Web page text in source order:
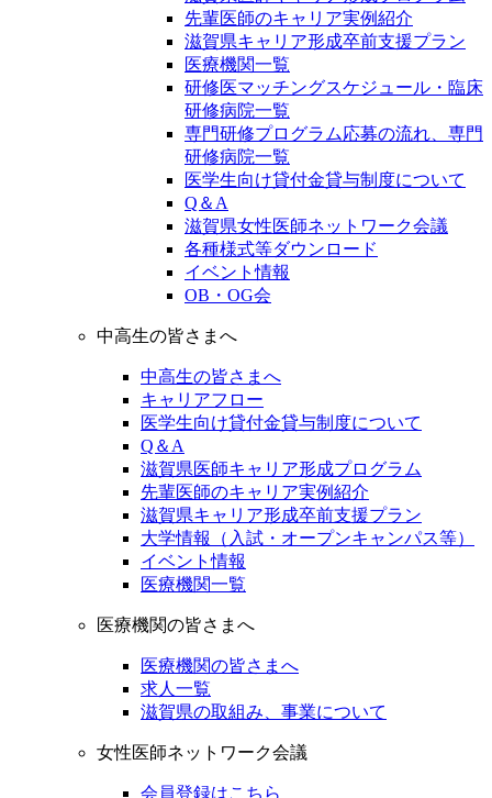
先輩医師のキャリア実例紹介
滋賀県キャリア形成卒前支援プラン
医療機関一覧
研修医マッチングスケジュール・臨床
研修病院一覧
専門研修プログラム応募の流れ、専門
研修病院一覧
医学生向け貸付金貸与制度について
Q＆A
滋賀県女性医師ネットワーク会議
各種様式等ダウンロード
イベント情報
OB・OG会
中高生の皆さまへ
中高生の皆さまへ
キャリアフロー
医学生向け貸付金貸与制度について
Q＆A
滋賀県医師キャリア形成プログラム
先輩医師のキャリア実例紹介
滋賀県キャリア形成卒前支援プラン
大学情報（入試・オープンキャンパス等）
イベント情報
医療機関一覧
医療機関の皆さまへ
医療機関の皆さまへ
求人一覧
滋賀県の取組み、事業について
女性医師ネットワーク会議
会員登録はこちら